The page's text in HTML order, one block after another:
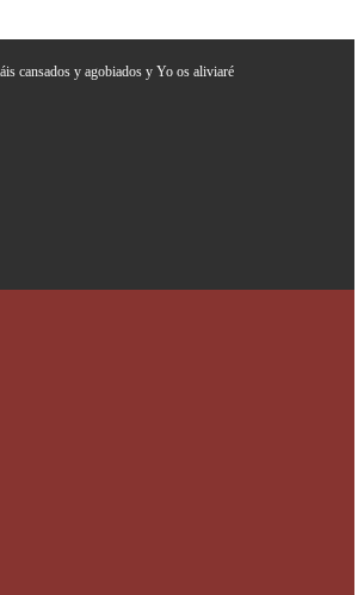
cansados y agobiados y Yo os aliviaré